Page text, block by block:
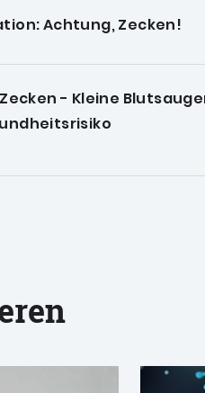
Achtung, Zecken!
- Kleine